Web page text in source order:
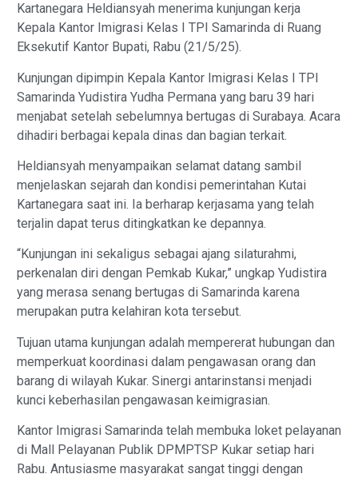
Kartanegara Heldiansyah menerima kunjungan kerja
Kepala Kantor Imigrasi Kelas I TPI Samarinda di Ruang
Eksekutif Kantor Bupati, Rabu (21/5/25).
Kunjungan dipimpin Kepala Kantor Imigrasi Kelas I TPI
Samarinda Yudistira Yudha Permana yang baru 39 hari
menjabat setelah sebelumnya bertugas di Surabaya. Acara
dihadiri berbagai kepala dinas dan bagian terkait.
Heldiansyah menyampaikan selamat datang sambil
menjelaskan sejarah dan kondisi pemerintahan Kutai
Kartanegara saat ini. Ia berharap kerjasama yang telah
terjalin dapat terus ditingkatkan ke depannya.
“Kunjungan ini sekaligus sebagai ajang silaturahmi,
perkenalan diri dengan Pemkab Kukar,” ungkap Yudistira
yang merasa senang bertugas di Samarinda karena
merupakan putra kelahiran kota tersebut.
Tujuan utama kunjungan adalah mempererat hubungan dan
memperkuat koordinasi dalam pengawasan orang dan
barang di wilayah Kukar. Sinergi antarinstansi menjadi
kunci keberhasilan pengawasan keimigrasian.
Kantor Imigrasi Samarinda telah membuka loket pelayanan
di Mall Pelayanan Publik DPMPTSP Kukar setiap hari
Rabu. Antusiasme masyarakat sangat tinggi dengan